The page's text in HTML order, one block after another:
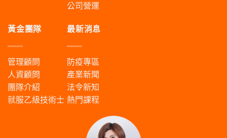
公司營運
黃金團隊
管理顧問
人資顧問
團隊介紹
就服乙級技術士
最新消息
防疫專區
產業新聞
法令新知
熱門課程